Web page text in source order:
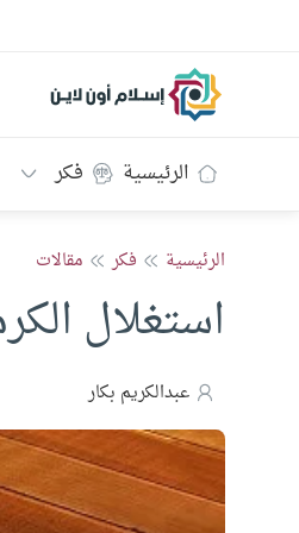
إسلام أون لاين
الرئيسية فكر
الرئيسية فكر مقالات
استغلال
عبدالكريم بكار